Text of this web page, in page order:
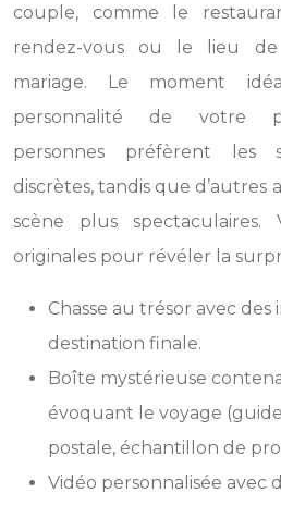
couple, comme le
rendez-vous ou le lieu
mariage. Le moment
personnalité de votre
personnes préfèrent les
discrètes, tandis que d’autres
scène plus spectaculaires.
originales pour révéler la
Chasse au trésor avec des
destination finale.
Boîte mystérieuse
évoquant le voyage
postale, échantillon de
Vidéo personnalisée avec